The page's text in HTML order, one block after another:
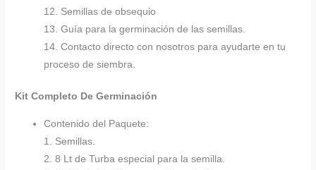
12. Semillas de obsequio
13. Guía para la germinación de las semillas.
14. Contacto directo con nosotros para ayudarte en tu
proceso de siembra.
Kit Completo De Germinación
Contenido del Paquete:
1. Semillas.
2. 8 Lt de Turba especial para la semilla.